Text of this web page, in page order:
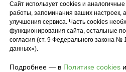
Сайт использует cookies и
работы, запоминания ваших настроек,
улучшения сервиса. Часть cookies
функционирования сайта, остальные
согласия (ст. 9 Федерального закона
данных»).
Подробнее — в Политике cookies и